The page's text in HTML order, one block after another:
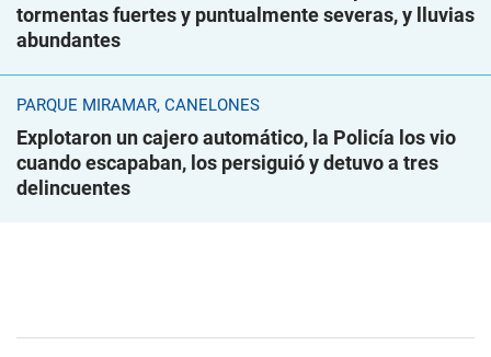
tormentas fuertes y puntualmente severas, y lluvias
abundantes
PARQUE MIRAMAR, CANELONES
Explotaron un cajero automático, la Policía los vio
cuando escapaban, los persiguió y detuvo a tres
delincuentes